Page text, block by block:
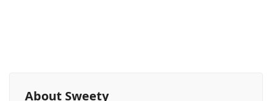
About Sweety